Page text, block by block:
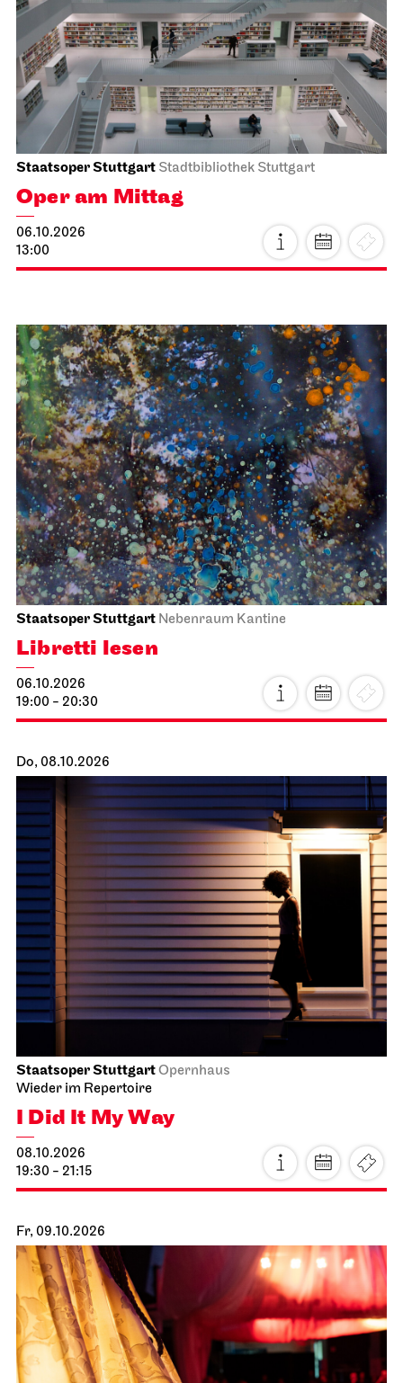
Staatsoper Stuttgart Stadtbibliothek Stuttgart
Oper am Mittag
06.10.2026
13:00
Staatsoper Stuttgart Nebenraum Kantine
Libretti lesen
06.10.2026
19:00 - 20:30
Do, 08.10.2026
Staatsoper StuttgartOpernhaus
Wieder im Repertoire
I Did It My Way
08.10.2026
19:30 - 21:15
Fr, 09.10.2026